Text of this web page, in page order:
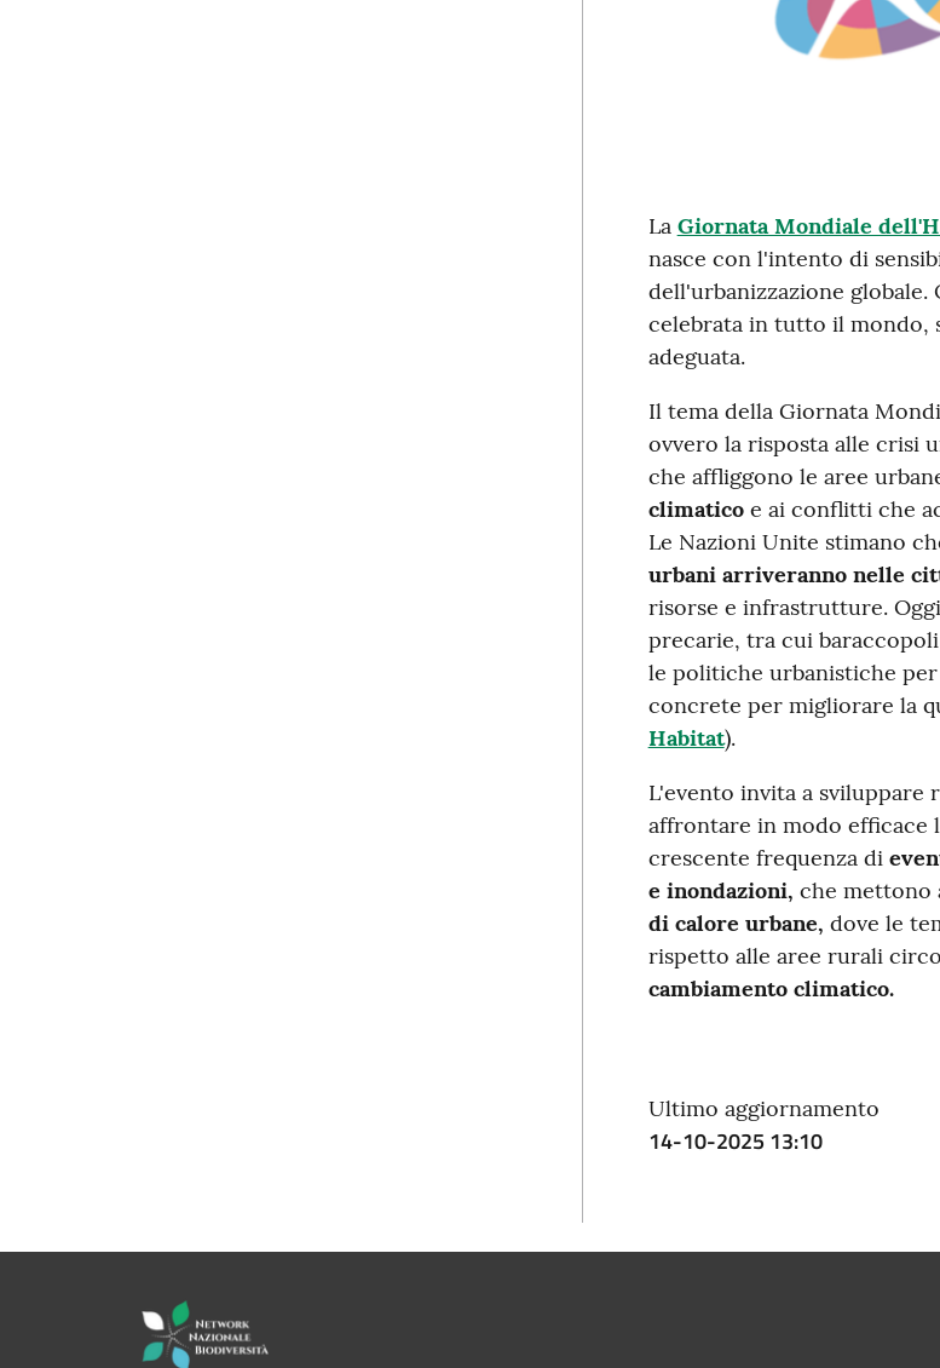
La Giornata Mondiale
nasce con l'intento di
dell'urbanizzazione
celebrata in tutto il
adeguata.
Il tema della Giornata
ovvero la risposta alle crisi
che affliggono le aree
climaticoe ai conflitti che
Le Nazioni Unite stimano
urbani arriveranno nelle
risorse e infrastrutture.
precarie, tra cui
le politiche urbanistiche
concrete per migliorare la
Habitat).
L'evento invita a
affrontare in modo efficace
crescente frequenza di
e inondazioni, che mettono
di calore urbane, dove le
rispetto alle aree rurali
cambiamento climatico.
Ultimo aggiornamento
14-10-2025 13:10